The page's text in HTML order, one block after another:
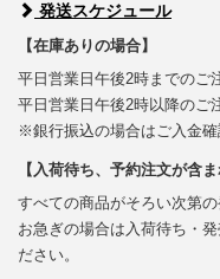
発送スケジュール
【在庫ありの場合】
平日営業日午後2時までのご
平日営業日午後2時以降のご
※銀行振込の場合はご入金確
【入荷待ち、予約注文が含ま
すべての商品がそろい次第の
お急ぎの場合は入荷待ち・
ださい。